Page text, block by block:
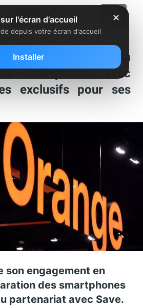
accélérer sur la
smartphones avec
exclusifs pour ses
son engagement en
des smartphones
partenariat avec Save.
✕
l'écran d'accueil
depuis votre écran d'accueil
Installer